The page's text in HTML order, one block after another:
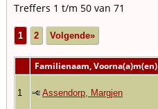
Treffers 1 t/m 50 van 71
1 2 Volgende»
Familienaam, Voorna(a)m(en)
1 Assendorp, Margjen